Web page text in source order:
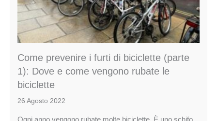
Come prevenire i furti di biciclette (parte
1): Dove e come vengono rubate le
biciclette
26 Agosto 2022
Ogni anno vengono rubate molte biciclette. È uno schifo